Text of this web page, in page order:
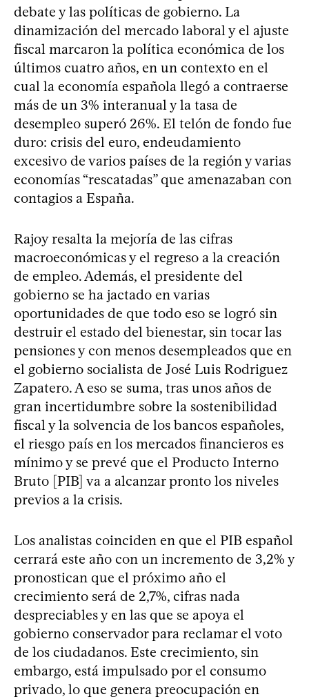
debate y las políticas de gobierno. La
dinamización del mercado laboral y el ajuste
fiscal marcaron la política económica de los
últimos cuatro años, en un contexto en el
cual la economía española llegó a contraerse
más de un 3% interanual y la tasa de
desempleo superó 26%. El telón de fondo fue
duro: crisis del euro, endeudamiento
excesivo de varios países de la región y varias
economías “rescatadas” que amenazaban con
contagios a España.
Rajoy resalta la mejoría de las cifras
macroeconómicas y el regreso a la creación
de empleo. Además, el presidente del
gobierno se ha jactado en varias
oportunidades de que todo eso se logró sin
destruir el estado del bienestar, sin tocar las
pensiones y con menos desempleados que en
el gobierno socialista de José Luis Rodriguez
Zapatero. A eso se suma, tras unos años de
gran incertidumbre sobre la sostenibilidad
fiscal y la solvencia de los bancos españoles,
el riesgo país en los mercados financieros es
mínimo y se prevé que el Producto Interno
Bruto [PIB] va a alcanzar pronto los niveles
previos a la crisis.
Los analistas coinciden en que el PIB español
cerrará este año con un incremento de 3,2% y
pronostican que el próximo año el
crecimiento será de 2,7%, cifras nada
despreciables y en las que se apoya el
gobierno conservador para reclamar el voto
de los ciudadanos. Este crecimiento, sin
embargo, está impulsado por el consumo
privado, lo que genera preocupación en